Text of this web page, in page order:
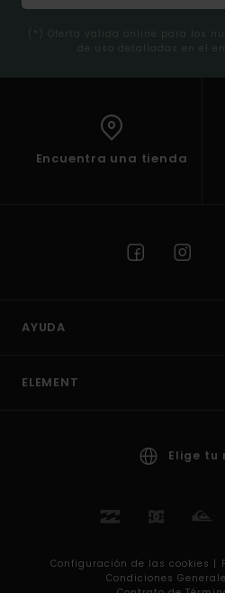
(*) Oferta valida online para los
de uso detalladas en el
Encuentra una tienda
AYUDA
ELEMENT
Elige tu
Configuración de las cookies |
Condiciones